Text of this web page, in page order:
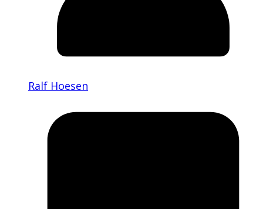
Ralf Hoesen